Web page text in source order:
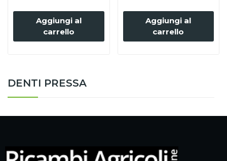
DENTI PRESSA
Aggiungi al
carrello
Aggiungi al
carrello